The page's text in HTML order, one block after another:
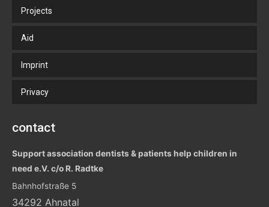
Projects
Aid
Imprint
Privacy
contact
Support association dentists & patients help children in
need e.V. c/o R. Radtke
Bahnhofstraße 5
34292 Ahnatal